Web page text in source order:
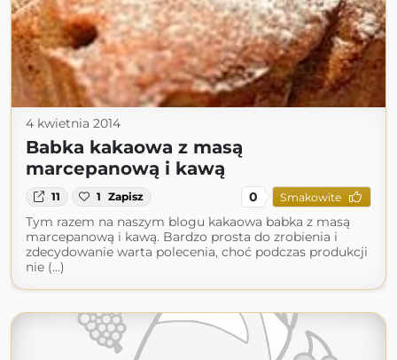
4 kwietnia 2014
Babka kakaowa z masą
marcepanową i kawą
11 1 Zapisz 0 Smakowite
Tym razem na naszym blogu kakaowa babka z masą
marcepanową i kawą. Bardzo prosta do zrobienia i
zdecydowanie warta polecenia, choć podczas produkcji
nie (...)